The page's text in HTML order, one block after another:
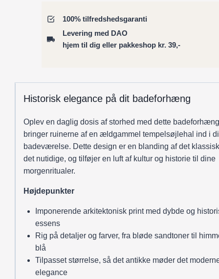
gård
med
søjler
100% tilfredshedsgaranti
Levering med DAO
hjem til dig eller pakkeshop kr. 39,-
Historisk elegance på dit badeforhæng
Oplev en daglig dosis af storhed med dette
bringer ruinerne af en ældgammel tempelsøjlehal ind i
badeværelse. Dette design er en blanding af det
det nutidige, og tilføjer en luft af kultur og historie til dine
morgenritualer.
Højdepunkter
Imponerende arkitektonisk print med dybde og
essens
Rig på detaljer og farver, fra bløde sandtoner til
blå
Tilpasset størrelse, så det antikke møder det
elegance